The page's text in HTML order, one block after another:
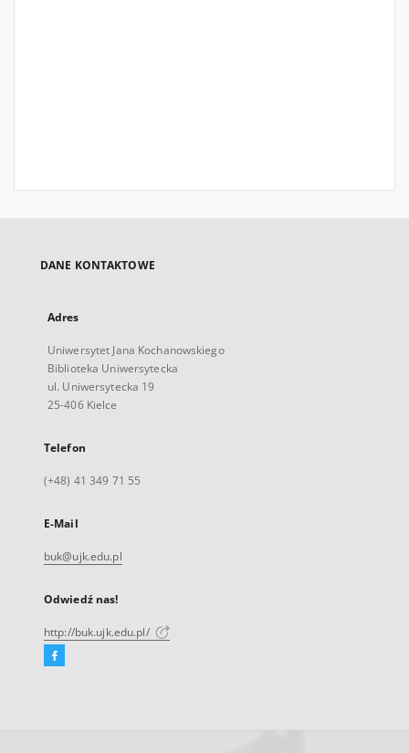
DANE KONTAKTOWE
Adres
Uniwersytet Jana Kochanowskiego
Biblioteka Uniwersytecka
ul. Uniwersytecka 19
25-406 Kielce
Telefon
(+48) 41 349 71 55
E-Mail
buk@ujk.edu.pl
Odwiedź nas!
http://buk.ujk.edu.pl/
Facebook